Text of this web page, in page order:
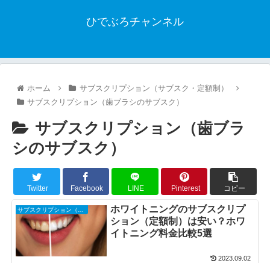
ひでぶろチャンネル
ホーム
サブスクリプション（サブスク・定額制）
サブスクリプション（歯ブラシのサブスク）
サブスクリプション（歯ブラ
シのサブスク）
Twitter Facebook LINE Pinterest コピー
サブスクリプション（サブスク・定額制）
ホワイトニングのサブスクリプ
ション（定額制）は安い？ホワ
イトニング料金比較5選
2023.09.02